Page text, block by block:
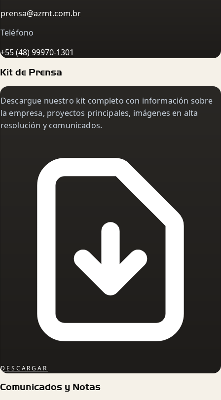
prensa@azmt.com.br
Teléfono
+55 (48) 99970-1301
Kit de Prensa
Descargue nuestro kit completo con información sobre
la empresa, proyectos principales, imágenes en alta
resolución y comunicados.
DESCARGAR
Comunicados y Notas